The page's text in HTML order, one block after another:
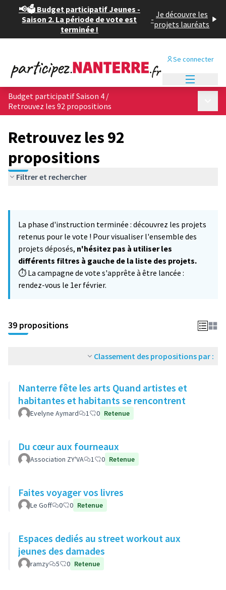
📢🗳️ Budget participatif Jeunes -
Saison 2. La période de vote est
terminée !
- Je découvre les
projets lauréats
Se connecter
Budget participatif Saison 4 /
Retrouvez les 92 propositions
Retrouvez les 92
propositions
Filtrer et rechercher
−
La phase d'instruction terminée : découvrez les projets
retenus pour le vote ! Pour visualiser l'ensemble des
projets déposés, n'hésitez pas à utiliser les
différents filtres à gauche de la liste des projets.
⏱️ La campagne de vote s'apprête à être lancée :
rendez-vous le 1er février.
39 propositions
Classement des propositions par :
Nanterre fête les arts Quand artistes et
habitantes et habitants se rencontrent
Evelyne Aymard 1 0 Retenue
Du cœur aux fourneaux
Association ZY'VA 1 0 Retenue
Faites voyager vos livres
Le Goff 0 0 Retenue
Espaces dediés au street workout aux
jeunes des damades
ramzy 5 0 Retenue